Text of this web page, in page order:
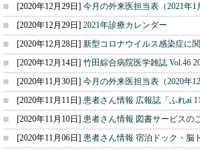
[2020年12月29日] 今月の外来医担当表（2021年1
[2020年12月29日] 2021年診療カレンダー
[2020年12月28日] 新型コロナウイルス感染症に
[2020年12月14日] 竹田綜合病院医学雑誌 Vol.46
[2020年11月30日] 今月の外来医担当表（2020年
[2020年11月11日] 患者さん情報 広報誌「ふれai
[2020年11月10日] 患者さん情報 図書サービスの
[2020年11月06日] 患者さん情報 宿泊ドック・脳